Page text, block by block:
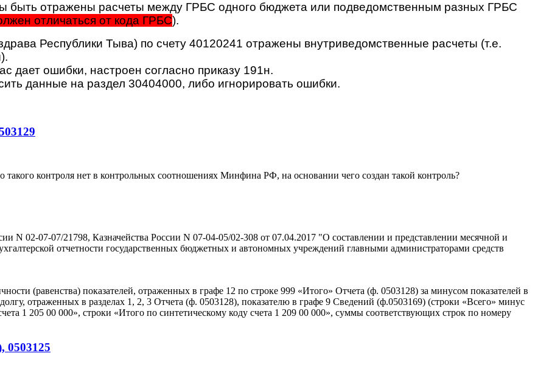
быть отражены расчеты между ГРБС одного бюджета или подведомственным разных ГРБС
отличаться от кода ГРБС).
Республики Тыва) по счету 40120241 отражены внутриведомственные расчеты (т.е.
ошибки, настроен согласно приказу 191н.
данные на раздел 30404000, либо игнорировать ошибки.
контроля нет в контрольных соотношениях Минфина РФ, на основании чего создан такой контроль?
N 02-07-07/21798, Казначейства России N 07-04-05/02-308 от 07.04.2017 "О составлении и представлении месячной и
отчетности государственных бюджетных и автономных учреждений главными администраторами средств
(равенства) показателей, отраженных в графе 12 по строке 999 «Итого» Отчета (ф. 0503128) за минусом показателей в
отраженных в разделах 1, 2, 3 Отчета (ф. 0503128), показателю в графе 9 Сведений (ф.0503169) (строки «Всего» минус
1 205 00 000», строки «Итого по синтетическому коду счета 1 209 00 000», суммы соответствующих строк по номеру
0503125